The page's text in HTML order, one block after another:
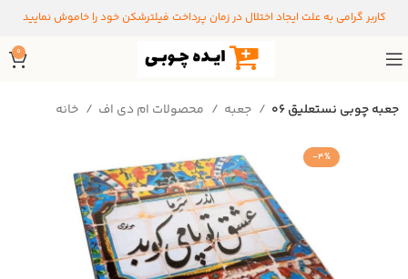
کاربر گرامی به علت ایجاد اختلال در زمان پرداخت فیلترشکن خود را خاموش نمایید
0
خانه جعبه جعبه چوبی نستعلیق 06
-4%